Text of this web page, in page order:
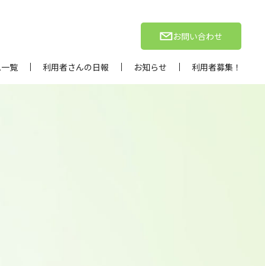
お問い合わせ
覧 利用者さんの日報 お知らせ 利用者募集！